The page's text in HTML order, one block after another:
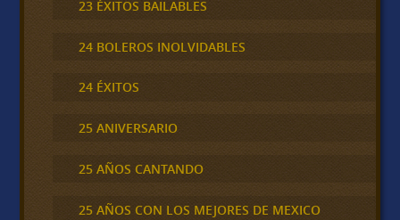
23 ÉXITOS BAILABLES
24 BOLEROS INOLVIDABLES
24 ÉXITOS
25 ANIVERSARIO
25 AÑOS CANTANDO
25 AÑOS CON LOS MEJORES DE MEXICO